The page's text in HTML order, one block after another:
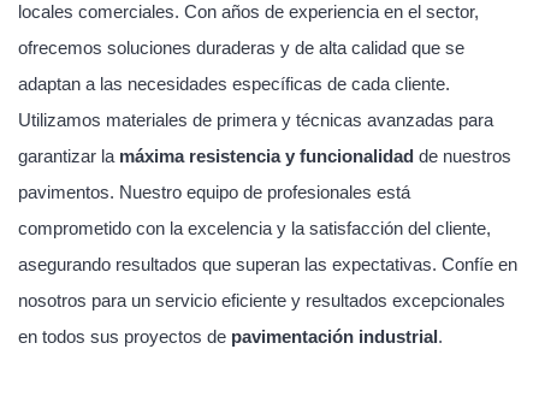
locales comerciales. Con años de experiencia en el sector,
ofrecemos soluciones duraderas y de alta calidad que se
adaptan a las necesidades específicas de cada cliente.
Utilizamos materiales de primera y técnicas avanzadas para
garantizar la máxima resistencia y funcionalidad de nuestros
pavimentos. Nuestro equipo de profesionales está
comprometido con la excelencia y la satisfacción del cliente,
asegurando resultados que superan las expectativas. Confíe en
nosotros para un servicio eficiente y resultados excepcionales
en todos sus proyectos de pavimentación industrial.